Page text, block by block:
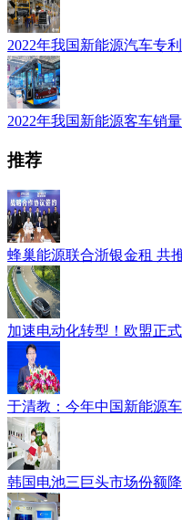
2022年我国新能源汽车专
2022年我国新能源客车销
推荐
蜂巢能源联合浙银金租 共
加速电动化转型！欧盟正
于清教：今年中国新能源
韩国电池三巨头市场份额